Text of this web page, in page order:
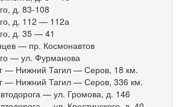
д. 83-108
д. 112 — 112а
д. 35 — 41
— пр. Космонавтов
— ул. Фурманова
— Нижний Тагил — Серов, 18 км.
— Нижний Тагил — Серов, 336 км.
— ул. Громова, д. 146